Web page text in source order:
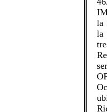
la
la